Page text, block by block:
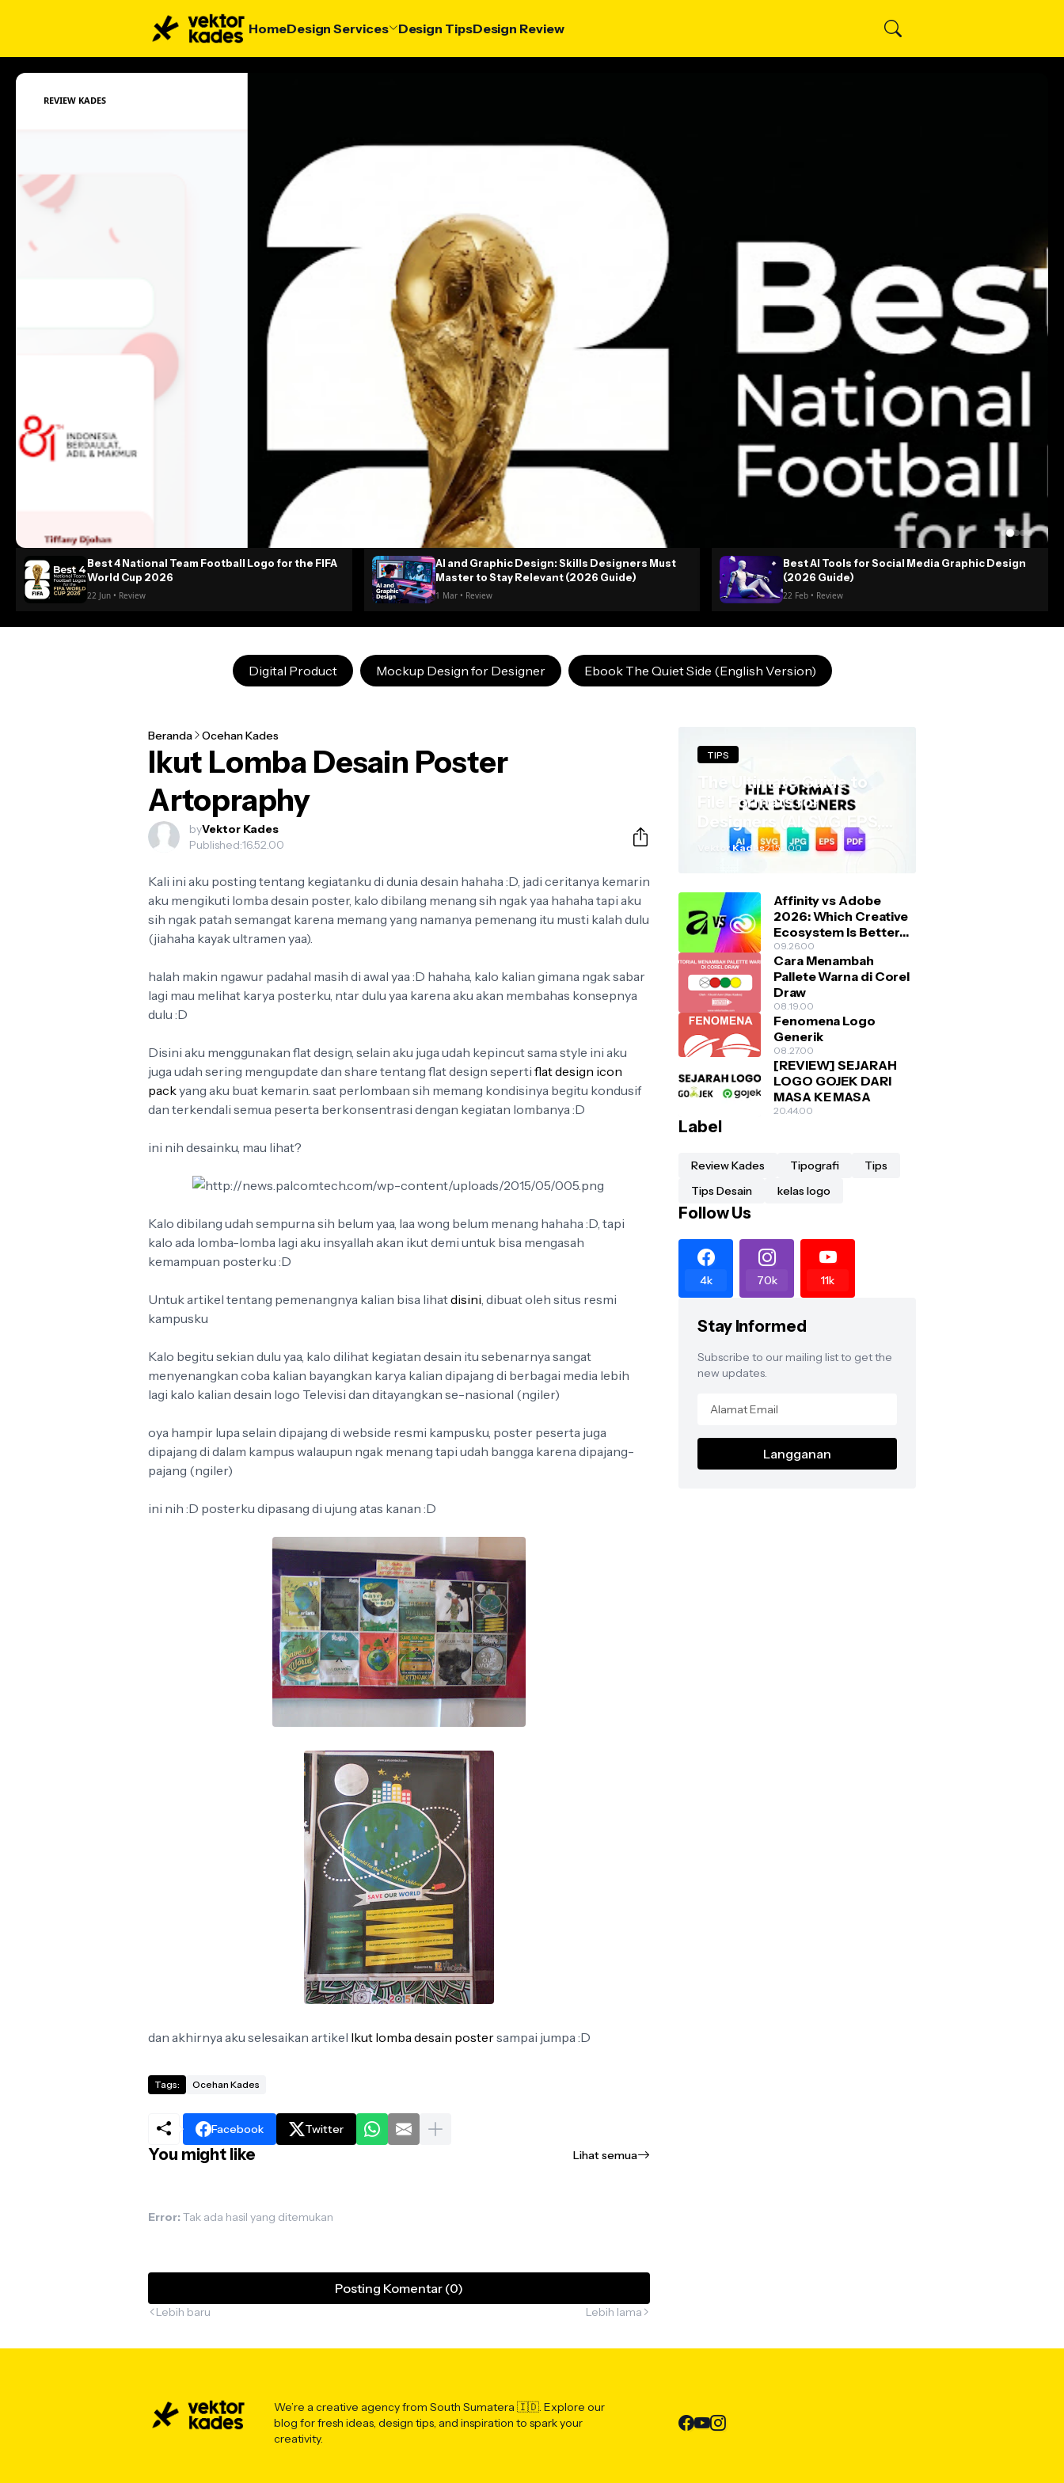
HomeDesign Services Design TipsDesign Review
REVIEW KADES
Best 4 National Team Football Logo for the FIFA World Cup 2026
Football crests are no longer just patches stitched onto a jersey; they are the ultimate test of a country's visual identity on the global stage. As
Best 4 National Team Football Logo for the FIFA
World Cup 2026
22 Jun • Review
AI and Graphic Design: Skills Designers Must
Master to Stay Relevant (2026 Guide)
1 Mar • Review
Best AI Tools for Social Media Graphic Design
(2026 Guide)
22 Feb • Review
Digital Product Mockup Design for Designer Ebook The Quiet Side (English Version)
Beranda Ocehan Kades
Ikut Lomba Desain Poster
Artopraphy
byVektor Kades
Published:16.52.00
Kali ini aku posting tentang kegiatanku di dunia desain hahaha :D, jadi ceritanya kemarin
aku mengikuti lomba desain poster, kalo dibilang menang sih ngak yaa hahaha tapi aku
sih ngak patah semangat karena memang yang namanya pemenang itu musti kalah dulu
(jiahaha kayak ultramen yaa).
halah makin ngawur padahal masih di awal yaa :D hahaha, kalo kalian gimana ngak sabar
lagi mau melihat karya posterku, ntar dulu yaa karena aku akan membahas konsepnya
dulu :D
Disini aku menggunakan flat design, selain aku juga udah kepincut sama style ini aku
juga udah sering mengupdate dan share tentang flat design seperti flat design icon
packyang aku buat kemarin. saat perlombaan sih memang kondisinya begitu kondusif
dan terkendali semua peserta berkonsentrasi dengan kegiatan lombanya :D
ini nih desainku, mau lihat?
Kalo dibilang udah sempurna sih belum yaa, laa wong belum menang hahaha :D, tapi
kalo ada lomba-lomba lagi aku insyallah akan ikut demi untuk bisa mengasah
kemampuan posterku :D
Untuk artikel tentang pemenangnya kalian bisa lihatdisini, dibuat oleh situs resmi
kampusku
Kalo begitu sekian dulu yaa, kalo dilihat kegiatan desain itu sebenarnya sangat
menyenangkan coba kalian bayangkan karya kalian dipajang di berbagai media lebih
lagi kalo kalian desain logo Televisi dan ditayangkan se-nasional (ngiler)
oya hampir lupa selain dipajang di webside resmi kampusku, poster peserta juga
dipajang di dalam kampus walaupun ngak menang tapi udah bangga karena dipajang-
pajang (ngiler)
ini nih :D posterku dipasang di ujung atas kanan :D
dan akhirnya aku selesaikan artikel Ikut lomba desain postersampai jumpa :D
Tags: Ocehan Kades
Facebook Twitter
You might like Lihat semua
Error: Tak ada hasil yang ditemukan
Posting Komentar (0)
Lebih baru Lebih lama
TIPS
The Ultimate Guide to
File Formats for
Designers (AI, SVG, EPS,
and More)
Vektor Kades21.52.00
Affinity vs Adobe
2026: Which Creative
Ecosystem Is Better
for Designers?
09.26.00
Cara Menambah
Pallete Warna di Corel
Draw
08.19.00
Fenomena Logo
Generik
08.27.00
[REVIEW] SEJARAH
LOGO GOJEK DARI
MASA KE MASA
20.44.00
Label
Review Kades Tipografi
Tips
Tips Desain
kelas logo
Follow Us
4k 70k 11k
Stay Informed
Subscribe to our mailing list to get the
new updates.
We’re a creative agency from South Sumatera 🇮🇩. Explore our
blog for fresh ideas, design tips, and inspiration to spark your
creativity.